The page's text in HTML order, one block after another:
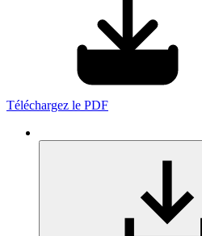
Téléchargez le PDF